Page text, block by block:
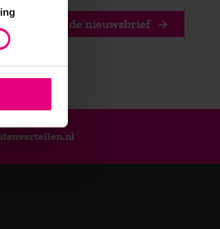
Stuur mij de nieuwsbrief